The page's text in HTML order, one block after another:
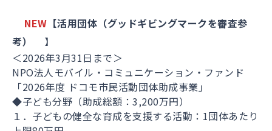
NEW 【活用団体（グッドギビングマークを審査参
考）
】
＜2026年3月31日まで＞
NPO法人モバイル・コミュニケーション・ファンド
「2026年度 ドコモ市民活動団体助成事業」
◆子ども分野（助成総額：3,200万円）
１．子どもの健全な育成を支援する活動：1団体あたり